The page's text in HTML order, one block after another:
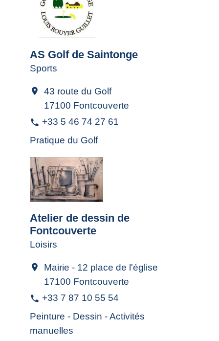
AS Golf de Saintonge
Sports
location_on
43 route du Golf
17100 Fontcouverte
phone +33 5 46 74 27 61
Pratique du Golf
Atelier de dessin de
Fontcouverte
Loisirs
location_on
Mairie - 12 place de l'église
17100 Fontcouverte
phone +33 7 87 10 55 54
Peinture - Dessin - Activités
manuelles